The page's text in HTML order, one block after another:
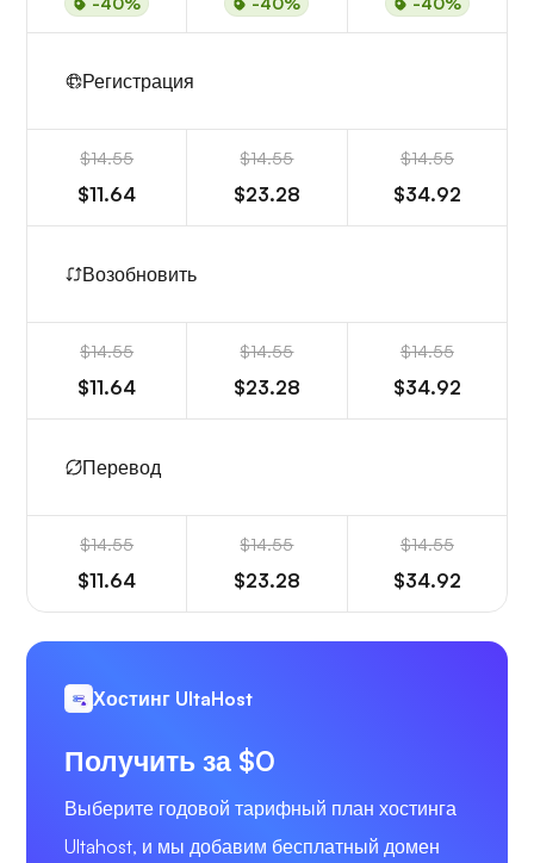
Регистрация
$14.55
$11.64
$14.55
$23.28
$14.55
$34.92
Возобновить
$14.55
$11.64
$14.55
$23.28
$14.55
$34.92
Перевод
$14.55
$11.64
$14.55
$23.28
$14.55
$34.92
Хостинг UltaHost
Получить за $0
Выберите годовой тарифный план хостинга
Ultahost, и мы добавим бесплатный домен